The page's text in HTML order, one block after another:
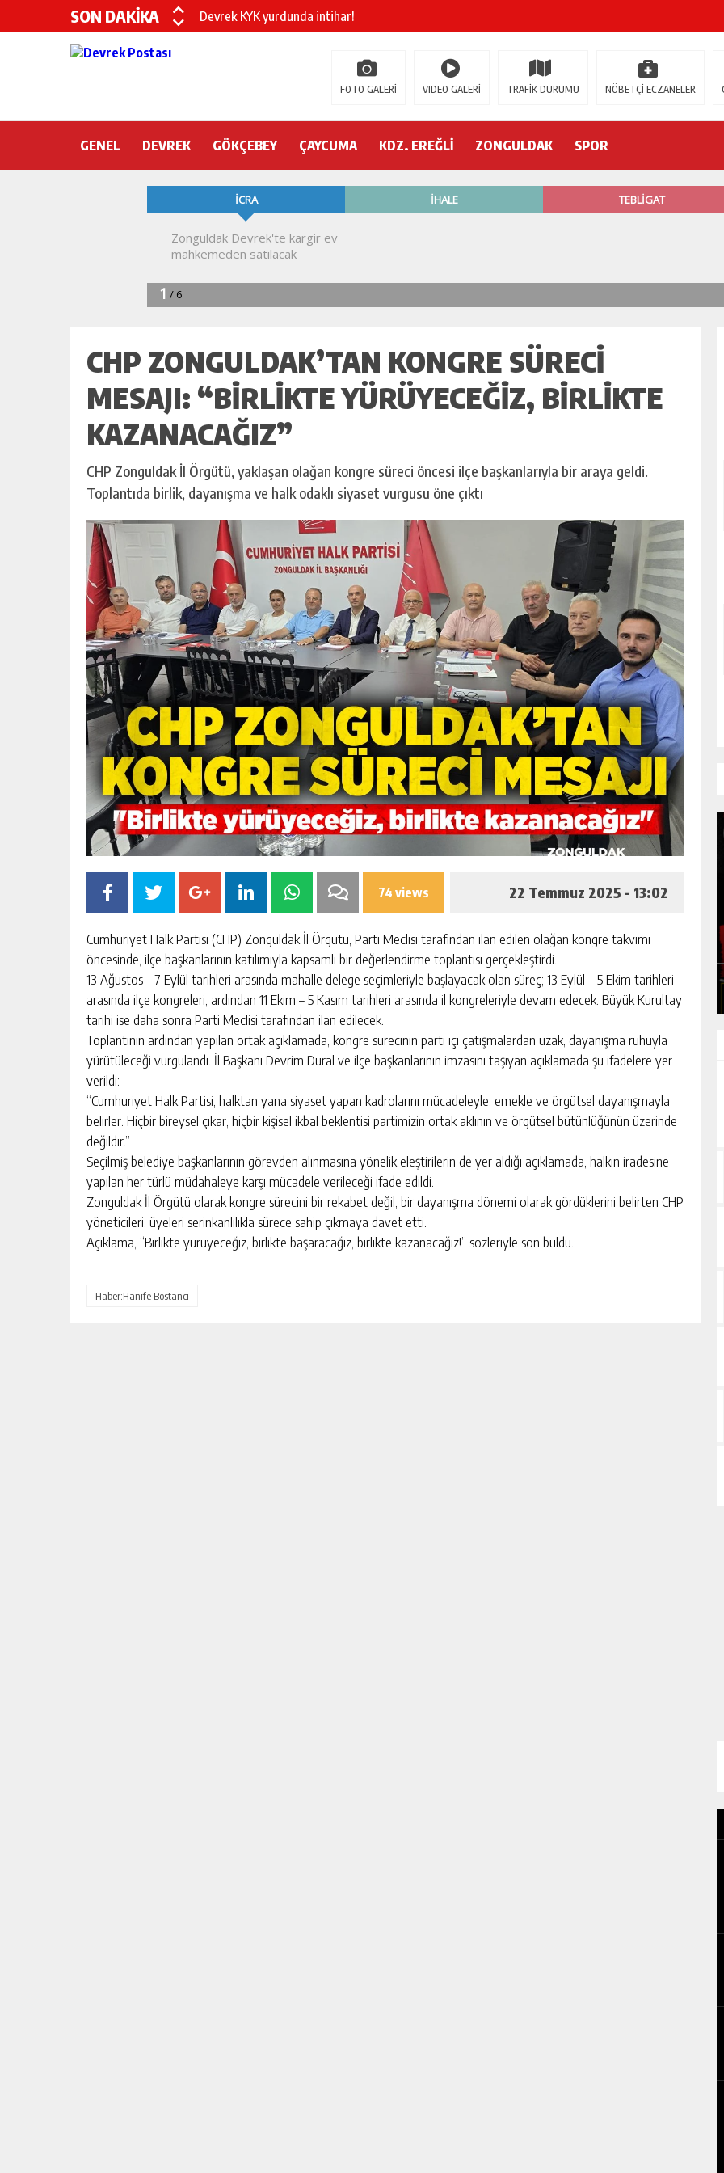
SON DAKİKA
Devrek KYK yurdunda intihar!
CHP’nin yeni genel başkanı Özgür Özel
DEVREK’TE YANGIN PANİĞİ
Devrek Engelsiz Yaşam Merkezi’nde neler oluyor?
DEVREK ÇATAKLI’YA TEŞEKKÜR ETTİ
FOTO GALERİ VIDEO GALERİ TRAFİK DURUMU NÖBETÇİ ECZANELER
GENEL DEVREK GÖKÇEBEY ÇAYCUMA KDZ. EREĞLİ ZONGULDAK SPOR
CHP ZONGULDAK’TAN KONGRE SÜRECI
MESAJI: “BIRLIKTE YÜRÜYECEĞIZ, BIRLIKTE
KAZANACAĞIZ”
CHP Zonguldak İl Örgütü, yaklaşan olağan kongre süreci öncesi ilçe başkanlarıyla bir araya geldi.
Toplantıda birlik, dayanışma ve halk odaklı siyaset vurgusu öne çıktı
74 views 22 Temmuz 2025 - 13:02
Cumhuriyet Halk Partisi (CHP) Zonguldak İl Örgütü, Parti Meclisi tarafından ilan edilen olağan kongre takvimi
öncesinde, ilçe başkanlarının katılımıyla kapsamlı bir değerlendirme toplantısı gerçekleştirdi.
13 Ağustos – 7 Eylül tarihleri arasında mahalle delege seçimleriyle başlayacak olan süreç; 13 Eylül – 5 Ekim tarihleri
arasında ilçe kongreleri, ardından 11 Ekim – 5 Kasım tarihleri arasında il kongreleriyle devam edecek. Büyük Kurultay
tarihi ise daha sonra Parti Meclisi tarafından ilan edilecek.
Toplantının ardından yapılan ortak açıklamada, kongre sürecinin parti içi çatışmalardan uzak, dayanışma ruhuyla
yürütüleceği vurgulandı. İl Başkanı Devrim Dural ve ilçe başkanlarının imzasını taşıyan açıklamada şu ifadelere yer
verildi:
“Cumhuriyet Halk Partisi, halktan yana siyaset yapan kadrolarını mücadeleyle, emekle ve örgütsel dayanışmayla
belirler. Hiçbir bireysel çıkar, hiçbir kişisel ikbal beklentisi partimizin ortak aklının ve örgütsel bütünlüğünün üzerinde
değildir.”
Seçilmiş belediye başkanlarının görevden alınmasına yönelik eleştirilerin de yer aldığı açıklamada, halkın iradesine
yapılan her türlü müdahaleye karşı mücadele verileceği ifade edildi.
Zonguldak İl Örgütü olarak kongre sürecini bir rekabet değil, bir dayanışma dönemi olarak gördüklerini belirten CHP
yöneticileri, üyeleri serinkanlılıkla sürece sahip çıkmaya davet etti.
Açıklama, “Birlikte yürüyeceğiz, birlikte başaracağız, birlikte kazanacağız!” sözleriyle son buldu.
Haber:Hanife Bostancı
ÇALIŞMALAR
GÜNLÜK HABER AKIŞI
İŞÇİ LİDERİ ŞEMSİ DENİZER, KABRİ
BAŞINDA ANILDI
GÜNLÜK HABER AKIŞI
DEVREKLİ OYUNCU ÜLKÜ HİLAL ÇİFTÇİ
İLE İLGİLİ SUÇ DUYURUSU İDDİASI